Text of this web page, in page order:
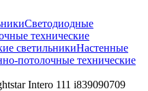
Светодиодные
технические
светильникиНастенные
потолочные технические
Intero 111 i839090709